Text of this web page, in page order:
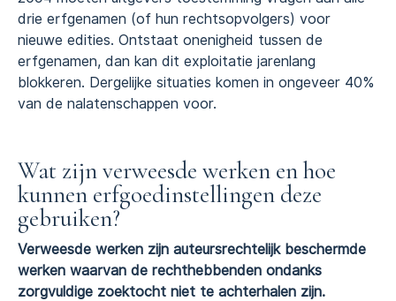
drie erfgenamen (of hun rechtsopvolgers) voor
nieuwe edities. Ontstaat onenigheid tussen de
erfgenamen, dan kan dit exploitatie jarenlang
blokkeren. Dergelijke situaties komen in ongeveer 40%
van de nalatenschappen voor.
Wat zijn verweesde werken en hoe
kunnen erfgoedinstellingen deze
gebruiken?
Verweesde werken zijn auteursrechtelijk beschermde
werken waarvan de rechthebbenden ondanks
zorgvuldige zoektocht niet te achterhalen zijn.